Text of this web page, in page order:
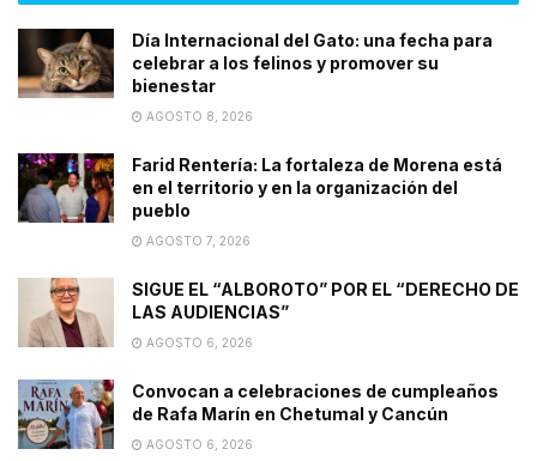
Día Internacional del Gato: una fecha para
celebrar a los felinos y promover su
bienestar
AGOSTO 8, 2026
Farid Rentería: La fortaleza de Morena está
en el territorio y en la organización del
pueblo
AGOSTO 7, 2026
SIGUE EL “ALBOROTO” POR EL “DERECHO DE
LAS AUDIENCIAS”
AGOSTO 6, 2026
Convocan a celebraciones de cumpleaños
de Rafa Marín en Chetumal y Cancún
AGOSTO 6, 2026